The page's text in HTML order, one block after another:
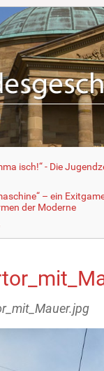
isch!“ - Die
– ein
der Moderne